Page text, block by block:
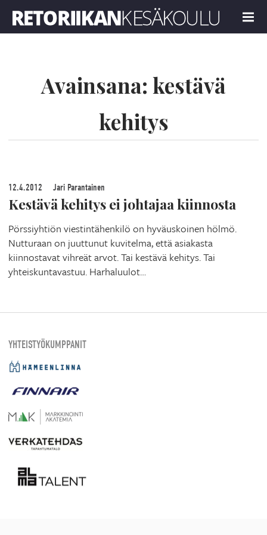
MENU
Avainsana: kestävä
kehitys
12.4.2012 Jari Parantainen
Kestävä kehitys ei johtajaa kiinnosta
Pörssiyhtiön viestintähenkilö on hyväuskoinen hölmö.
Nutturaan on juuttunut kuvitelma, että asiakasta
kiinnostavat vihreät arvot. Tai kestävä kehitys. Tai
yhteiskuntavastuu. Harhaluulot…
YHTEISTYÖKUMPPANIT